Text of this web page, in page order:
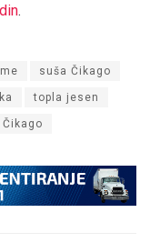
.
suša Čikago
topla jesen